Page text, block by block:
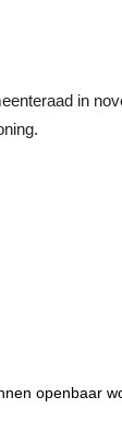
in
openbaar